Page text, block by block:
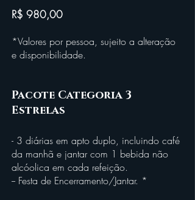
R$ 980,00
*Valores por pessoa, sujeito a alteração
e disponibilidade.
Pacote Categoria 3
Estrelas
- 3 diárias em apto duplo, incluindo café
da manhã e jantar com 1 bebida não
alcóolica em cada refeição.
-- Festa de Encerramento/Jantar. *